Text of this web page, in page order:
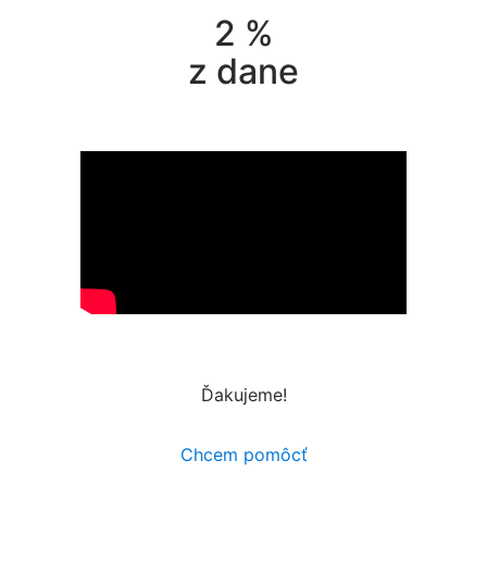
2 %
z dane
Ďakujeme!
Chcem pomôcť